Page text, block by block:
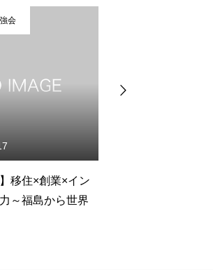
演会・勉強会
席御礼】栗原志功スペシ
セミナー